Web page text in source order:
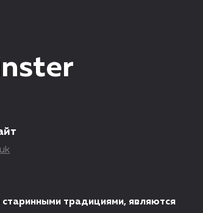
старинными традициями, являются